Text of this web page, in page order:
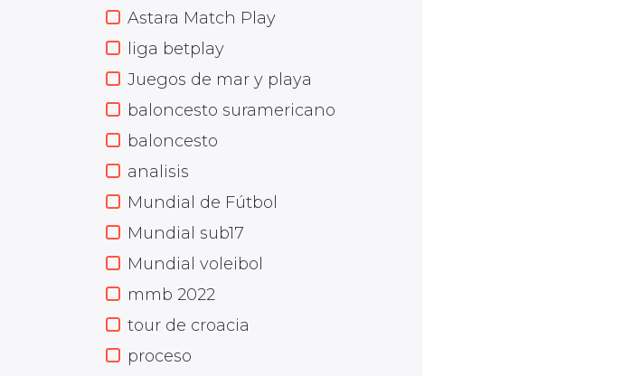
Astara Match Play
liga betplay
Juegos de mar y playa
baloncesto suramericano
baloncesto
analisis
Mundial de Fútbol
Mundial sub17
Mundial voleibol
mmb 2022
tour de croacia
proceso